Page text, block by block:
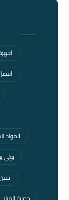
المواد
بولي
حقن